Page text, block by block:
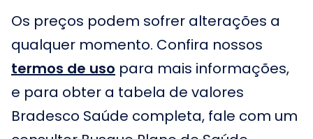
Os preços podem sofrer alterações a
qualquer momento. Confira nossos
termos de uso para mais informações,
e para obter a tabela de valores
Bradesco Saúde completa, fale com um